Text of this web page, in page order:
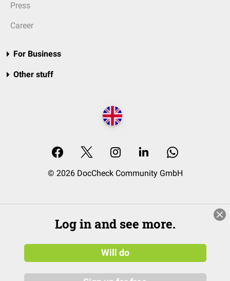
Press
Career
For Business
Other stuff
© 2026 DocCheck Community GmbH
Log in and see more.
Will do